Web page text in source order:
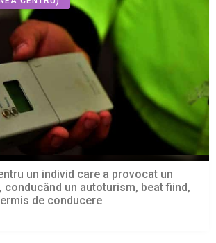
un individ care a provocat un
conducând un autoturism, beat fiind,
de conducere